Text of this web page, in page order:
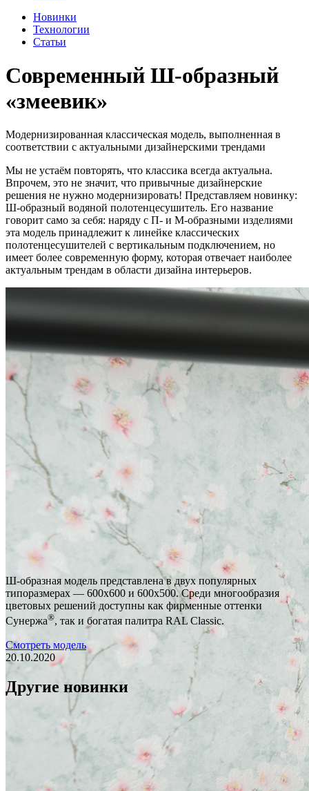
Новинки
Технологии
Статьи
Современный Ш-образный
«змеевик»
Модернизированная классическая модель, выполненная в
соответствии с актуальными дизайнерскими трендами
Мы не устаём повторять, что классика всегда актуальна.
Впрочем, это не значит, что привычные дизайнерские
решения не нужно модернизировать! Представляем новинку:
Ш-образный водяной полотенцесушитель. Его название
говорит само за себя: наряду с П- и М-образными изделиями
эта модель принадлежит к линейке классических
полотенцесушителей с вертикальным подключением, но
имеет более современную форму, которая отвечает наиболее
актуальным трендам в области дизайна интерьеров.
Ш-образная модель представлена в двух популярных
типоразмерах — 600х600 и 600х500. Среди многообразия
цветовых решений доступны как фирменные оттенки
Сунержа®, так и богатая палитра RAL Classic.
Смотреть модель
20.10.2020
Другие новинки